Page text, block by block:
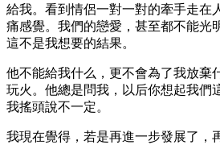
給我。看到情侶一對一對的牽手走在
痛感覺。我們的戀愛，甚至都不能光
這不是我想要的結果。
他不能給我什么，更不會為了我放棄
玩火。他總是問我，以后你想起我們
我搖頭說不一定。
我現在覺得，若是再進一步發展了，